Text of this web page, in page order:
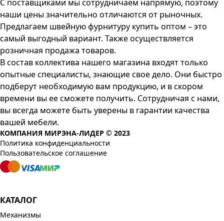
С поставщиками мы сотрудничаем напрямую, поэтому
наши цены значительно отличаются от рыночных.
Предлагаем швейную фурнитуру купить оптом – это
самый выгодный вариант. Также осуществляется
розничная продажа товаров.
В состав коллектива нашего магазина входят только
опытные специалисты, знающие свое дело. Они быстро
подберут необходимую вам продукцию, и в скором
времени вы ее сможете получить. Сотрудничая с нами,
вы всегда можете быть уверены в гарантии качества
вашей мебели.
КОМПАНИЯ МИРЭНА-ЛИДЕР © 2023
Политика конфиденциальности
Пользовательское соглашение
КАТАЛОГ
Механизмы